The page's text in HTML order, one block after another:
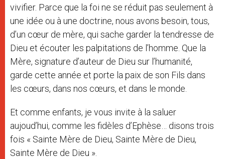
vivifier. Parce que la foi ne se réduit pas seulement à
une idée ou à une doctrine, nous avons besoin, tous,
d’un cœur de mère, qui sache garder la tendresse de
Dieu et écouter les palpitations de l’homme. Que la
Mère, signature d’auteur de Dieu sur l’humanité,
garde cette année et porte la paix de son Fils dans
les cœurs, dans nos cœurs, et dans le monde.
Et comme enfants, je vous invite à la saluer
aujoud’hui, comme les fidèles d’Ephèse… disons trois
fois « Sainte Mère de Dieu, Sainte Mère de Dieu,
Sainte Mère de Dieu ».